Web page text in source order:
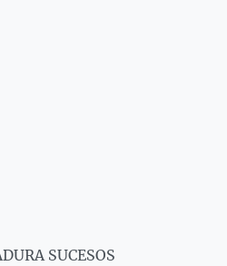
SUCESOS